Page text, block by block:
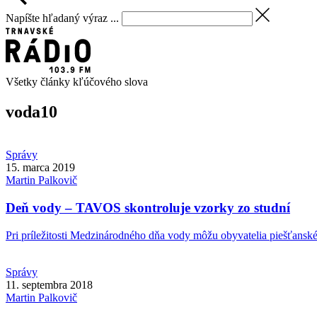
Napíšte hľadaný výraz ...
Všetky články kľúčového slova
voda10
Správy
15. marca 2019
Martin Palkovič
Deň vody – TAVOS skontroluje vzorky zo studní
Pri príležitosti Medzinárodného dňa vody môžu obyvatelia
Správy
11. septembra 2018
Martin Palkovič